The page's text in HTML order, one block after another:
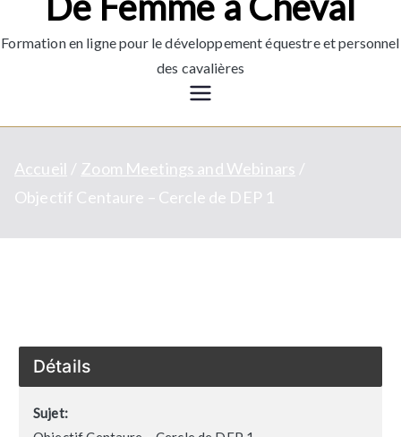
Formation en ligne pour le développement équestre et personnel
des cavalières
Accueil
Zoom Meetings and Webinars
Objectif Centaure – Cercle de DEP 1
Détails
Sujet: